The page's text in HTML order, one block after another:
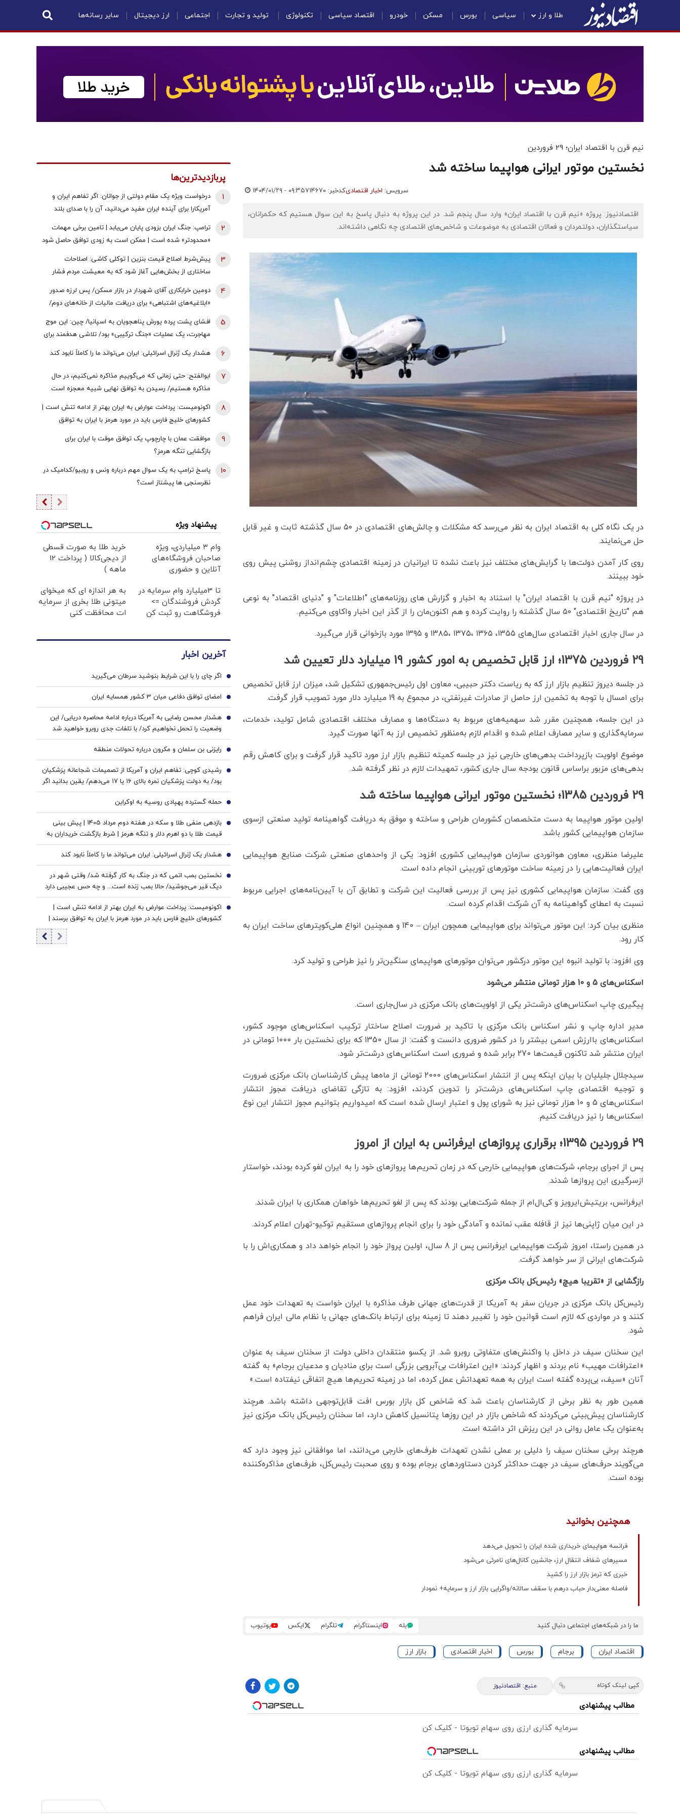
طلا و ارز سیاسی بورس مسکن خودرو اقتصاد سیاسی تکنولوژی تولید و تجارت اجتماعی ارز دیجیتال سایر رسانه‌ها
نیم قرن با اقتصاد ایران؛ 29 فروردین
نخستین موتور ایرانی هواپیما ساخته شد
سرویس: اخبار اقتصادیکدخبر: ۷۱۴۶۷۰ ۱۴۰۴/۰۱/۲۹ - ۰۹:۳۵
اقتصادنیوز: پروژه «نیم قرن با اقتصاد ایران» وارد سال پنجم شد. در این پروژه به دنبال پاسخ به این سوال هستیم که حکمرانان،
سیاستگذاران، دولتمردان و فعالان اقتصادی به موضوعات و شاخص‌های اقتصادی چه نگاهی داشته‌اند.
در یک نگاه کلی به اقتصاد ایران به نظر می‌رسد که مشکلات و چالش‌های اقتصادی در ۵۰ سال گذشته ثابت و غیر قابل
حل می‌نمایند.
روی کار آمدن دولت‌ها با گرایش‌های مختلف نیز باعث نشده تا ایرانیان در زمینه اقتصادی چشم‌انداز روشنی پیش روی
خود ببینند.
در پروژه "نیم قرن با اقتصاد ایران" با استناد به اخبار و گزارش های روزنامه‌های "اطلاعات" و "دنیای اقتصاد" به نوعی
هم "تاریخ اقتصادی" ۵۰ سال گذشته را روایت کرده و هم اکنون‌مان را از گذر این اخبار واکاوی می‌کنیم.
در سال جاری اخبار اقتصادی سال‌های ۱۳۵۵، ۱۳۶۵ ،۱۳۷۵ ،۱۳۸۵ و ۱۳۹۵ مورد بازخوانی قرار می‌گیرد.
29 فروردین 1375؛ ارز قابل تخصیص به امور کشور 19 میلیارد دلار تعیین شد
در جلسه دیروز تنظیم بازار ارز که به ریاست دکتر حبیبی، معاون اول رئیس‌جمهوری تشکیل شد، میزان ارز قابل تخصیص
برای امسال با توجه به تخمین ارز حاصل از صادرات غیرنفتی، در مجموع به 19 میلیارد دلار مورد تصویب قرار گرفت.
در این جلسه، همچنین مقرر شد سهمیه‌های مربوط به دستگاه‌ها و مصارف مختلف اقتصادی شامل تولید، خدمات،
سرمایه‌گذاری و سایر مصارف اعلام شده و اقدام لازم به‌منظور تخصیص ارز به آنها صورت گیرد.
موضوع اولویت بازپرداخت بدهی‌های خارجی نیز در جلسه کمیته تنظیم بازار ارز مورد تاکید قرار گرفت و برای کاهش رقم
بدهی‌های مزبور براساس قانون بودجه سال جاری کشور، تمهیدات لازم در نظر گرفته شد.
29 فروردین 1385؛ نخستین موتور ایرانی هواپیما ساخته شد
اولین موتور هواپیما به‌ دست متخصصان کشورمان طراحی و ساخته و موفق به دریافت گواهینامه تولید صنعتی ازسوی
سازمان هواپیمایی کشور باشد.
علیرضا منظری، معاون هوانوردی سازمان هواپیمایی کشوری افزود: یکی از واحدهای صنعتی شرکت صنایع هواپیمایی
ایران فعالیت‌هایی را در زمینه ساخت موتورهای توربینی انجام داده است.
وی گفت: سازمان هواپیمایی کشوری نیز پس از بررسی فعالیت این شرکت و تطابق آن با آیین‌نامه‌های اجرایی مربوط
نسبت به اعطای گواهینامه به آن شرکت اقدام کرده است.
منظری بیان کرد: این موتور می‌تواند برای هواپیمایی همچون ایران – 140 و همچنین انواع هلی‌کوپترهای ساخت ایران به
کار رود.
وی افزود: با تولید انبوه این موتور درکشور می‌توان موتورهای هواپیمای سنگین‌تر را نیز طراحی و تولید کرد.
اسکناس‌های 5 و 10 هزار تومانی منتشر می‌شود
پیگیری چاپ اسکناس‌های درشت‌تر یکی از اولویت‌های بانک مرکزی در سال‌جاری است.
مدیر اداره چاپ و نشر اسکناس بانک مرکزی با تاکید بر ضرورت اصلاح ساختار ترکیب اسکناس‌های موجود کشور،
اسکناس‌های باارزش اسمی بیشتر را در کشور ضروری دانست و گفت: از سال 1350 که برای نخستین بار 1000 تومانی در
ایران منتشر شد تاکنون قیمت‌ها 270 برابر شده و ضروری است اسکناس‌های درشت‌تر شود.
سیدجلال جلیلیان با بیان اینکه پس از انتشار اسکناس‌های 2000 تومانی از ماه‌ها پیش کارشناسان بانک مرکزی ضرورت
و توجیه اقتصادی چاپ اسکناس‌های درشت‌تر را تدوین کردند، افزود: به تازگی تقاضای دریافت مجوز انتشار
اسکناس‌های 5 و 10 هزار تومانی نیز به شورای پول و اعتبار ارسال شده است که امیدواریم بتوانیم مجوز انتشار این نوع
اسکناس‌ها را نیز دریافت کنیم.
29 فروردین 1395؛ برقراری پروازهای ایرفرانس به ایران از امروز
پس از اجرای برجام، شرکت‌های هواپیمایی خارجی که در زمان تحریم‌ها پروازهای خود را به ایران لغو کرده بودند، خواستار
ازسرگیری این پروازها شدند.
ایرفرانس، بریتیش‌ایرویز و کی‌ال‌ام از جمله شرکت‌هایی بودند که پس از لغو تحریم‌ها خواهان همکاری با ایران شدند.
در این میان ژاپنی‌ها نیز از قافله عقب نمانده و آمادگی خود را برای انجام پروازهای مستقیم توکیو-تهران اعلام کردند.
در همین راستا، امروز شرکت هواپیمایی ایرفرانس پس از 8 سال، اولین پرواز خود را انجام خواهد داد و همکاری‌اش را با
شرکت‌های ایرانی از سر خواهد گرفت.
رازگشایی از «تقریبا هیچ» رئیس‌کل بانک مرکزی
رئیس‌کل بانک مرکزی در جریان سفر به آمریکا از قدرت‌های جهانی طرف مذاکره با ایران خواست به تعهدات خود عمل
کنند و در مواردی که لازم است قوانین خود را تغییر دهند تا زمینه برای ارتباط بانک‌های جهانی با نظام مالی ایران فراهم
شود.
این سخنان سیف در داخل با واکنش‌های متفاوتی روبرو شد. از یکسو منتقدان داخلی دولت از سخنان سیف به عنوان
«اعترافات مهیب» نام بردند و اظهار کردند: «این اعترافات بی‌آبرویی بزرگی است برای منادیان و مدعیان برجام» به گفته
آنان «سیف، بی‌پرده گفته است ایران به همه تعهداتش عمل کرده، اما در زمینه تحریم‌ها هیچ اتفاقی نیفتاده است.»
همین طور به نظر برخی از کارشناسان باعث شد که شاخص کل بازار بورس افت قابل‌توجهی داشته باشد. هرچند
کارشناسان پیش‌بینی می‌کردند که شاخص بازار در این روزها پتانسیل کاهش دارد، اما سخنان رئیس‌کل بانک مرکزی نیز
به‌عنوان یک عامل روانی در این ریزش اثر داشته است.
هرچند برخی سخنان سیف را دلیلی بر عملی نشدن تعهدات طرف‌های خارجی می‌دانند، اما موافقانی نیز وجود دارد که
می‌گویند حرف‌های سیف در جهت حداکثر کردن دستاوردهای برجام بوده و روی صحبت رئیس‌کل، طرف‌های مذاکره‌کننده
بوده است.
همچنین بخوانید
فرانسه هواپیمای خریداری شده ایران را تحویل می‌دهد
مسیرهای شفاف انتقال ارز، جانشین کانال‌های نامرئی می‌شود
خبری که ترمز بازار ارز را کشید
فاصله معنی‌دار حباب درهم با سقف سالانه/واگرایی بازار ارز و سرمایه+ نمودار
ما را در شبکه‌های اجتماعی دنبال کنید بله اینستاگرام تلگرام ایکس یوتیوب
اقتصاد ایران برجام بورس اخبار اقتصادی بازار ارز
کپی لینک کوتاه منبع: اقتصادنیوز
مطالب پیشنهادی
سرمایه گذاری ارزی روی سهام تویوتا - کلیک کن
مطالب پیشنهادی
سرمایه گذاری ارزی روی سهام تویوتا - کلیک کن
پربازدیدترین‌ها
درخواست ویژه یک مقام دولتی از جوانان: اگر تفاهم ایران و
آمریکارا برای آینده ایران مفید می‌دانید، آن را با صدای بلند
مطالبه کنید | کنشکر و ‌ذی‌نفع باشید، منفعل نمانید
1
ترامپ: جنگ ایران بزودی پایان می‌یابد | تامین برخی مهمات
«محدودتر» شده است | ممکن است به زودی توافق حاصل شود
2
پیش‌شرط اصلاح قیمت بنزین | توکلی کاشی: اصلاحات
ساختاری از بخش‌هایی آغاز شود که به معیشت مردم فشار
3
دومین خرابکاری آقای شهردار در بازار مسکن/ پس لرزه صدور
«ابلاغیه‌های اشتباهی» برای دریافت مالیات از خانه‌‌های دوم/
4
افشای پشت پرده یورش پناهجویان به اسپانیا/ چین: این موج
مهاجرت، یک عملیات «جنگ ترکیبی» بود/ تلاشی هدفمند برای
5
هشدار یک ژنرال اسرائیلی: ایران می‌تواند ما را کاملاً نابود کند 6
ابوالفتح: حتی زمانی که می‌گوییم مذاکره نمی‌کنیم، در حال
مذاکره هستیم/ رسیدن به توافق نهایی شبیه معجزه است
7
اکونومیست: پرداخت عوارض به ایران بهتر از ادامه تنش است |
کشورهای خلیج فارس باید در مورد هرمز با ایران به توافق
8
موافقت عمان با چارچوپ یک توافق موقت با ایران برای
بازگشایی تنگه هرمز؟
9
پاسخ ترامپ به یک سوال مهم درباره ونس و روبیو/کدامیک در
نظرسنجی ها پیشتاز است؟
10
پیشنهاد ویژه
وام ۳ میلیاردی، ویژه
صاحبان فروشگاه‌های
آنلاین و حضوری
خرید طلا به صورت قسطی
از دیجی‌کالا ( پرداخت 12
ماهه )
تا 3میلیارد وام سرمایه در
گردش فروشندگان =>
فروشگاهت رو ثبت کن
به هر اندازه ای که میخوای
میتونی طلا بخری از سرمایه
ات محافظت کنی
آخرین اخبار
اگر چای را با این شرایط بنوشید سرطان می‌گیرید 1
امضای توافق دفاعی میان 3 کشور همسایه ایران 2
هشدار محسن رضایی به آمریکا درباره ادامه محاصره دریایی/ این
وضعیت را تحمل نخواهیم کرد/ با تلفات جدی روبرو خواهید شد
3
رایزنی بن سلمان و مکرون درباره تحولات منطقه 4
رشیدی کوچی: تفاهم ایران و آمریکا از تصمیمات شجاعانه پزشکیان
بود/ به دولت پزشکیان نمره بالای ۱۶ یا ۱۷ می‌دهم/ یقین بدانید اگر
هر فرد دیگری جای پزشکیان بود، کشور با مشکلات بزرگی روبه‌رو
می‌شد/ اگر جلیلی رئیس‌جمهور می‌شد...
5
حمله گسترده پهپادی روسیه به اوکراین 6
بازدهی منفی طلا و سکه در هفته دوم مرداد 1405 | پیش بینی
قیمت طلا با دو اهرم دلار و تنگه هرمز | شرط بازگشت خریداران به
بازار
7
هشدار یک ژنرال اسرائیلی: ایران می‌تواند ما را کاملاً نابود کند 8
نخستین بمب اتمی که در جنگ به کار گرفته شد/ وقتی شهر در
دیگ قیر می‌جوشید/ حالا بمب زنده است... و چه حس عجیبی دارد
که پشت سر تو باشد
9
اکونومیست: پرداخت عوارض به ایران بهتر از ادامه تنش است |
کشورهای خلیج فارس باید در مورد هرمز با ایران به توافق برسند |
10